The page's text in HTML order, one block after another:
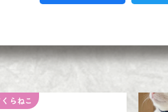
らねこ